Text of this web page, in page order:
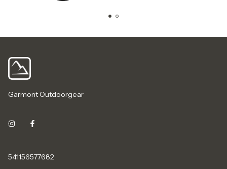
Garmont Outdoorgear
541156577682